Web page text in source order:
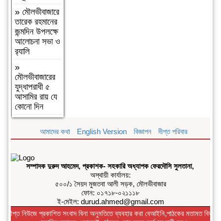
»আন্তর্জাতিক
আদিবাসী দিবস
২০২৬:
বাংলাদেশের
আদিবাসীদের
দূর্গম পথচলা
»
আদমদীঘিতে
মাদকবিরোধী
অভিযানে ৩ জন
গ্রেফতার,
ভ্রাম্যমাণ
আদালতে ১৫
দিনের কারাদণ্ড
»
ইসলামিয়া
পশ্চিম উপজেলা
»কমলগঞ্জে
»মৌলভীবাজারে
তারেক রহমানের
জন্মদিন উপলক্ষে
আলোচনা সভা ও
র‌্যালি
»
মৌলভীবাজারের
যুদ্ধাপরাধী ৫
আসামির রায় যে
কোনো দিন
আমাদের কথা English Version বিজ্ঞাপন দীপ্ত পরিবার
সম্পাদক দুরুদ আহমেদ, প্রকাশক- সহকারি অধ্যাপক ফেরদৌসি সুলতানা,
অস্থায়ী কার্যালয়:
৫০০/১ সৈয়দ মুজতবা আলী সড়ক, মৌলভীবাজার
ফোন: ০১৭১৮-০২১১১৮
ই-মেইল: durud.ahmed@gmail.com
দীপ্ত নিউজে প্রকাশিত সংবাদ বিনা অনুমতিতে ব্যবহার করা বেআইনি,পাঠকের মতামত বিভাগে